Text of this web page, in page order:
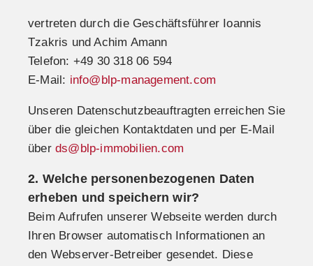
vertreten durch die Geschäftsführer Ioannis
Tzakris und Achim Amann
Telefon: +49 30 318 06 594
E-Mail: info@blp-management.com
Unseren Datenschutzbeauftragten erreichen Sie
über die gleichen Kontaktdaten und per E-Mail
über ds@blp-immobilien.com
2. Welche personenbezogenen Daten
erheben und speichern wir?
Beim Aufrufen unserer Webseite werden durch
Ihren Browser automatisch Informationen an
den Webserver-Betreiber gesendet. Diese